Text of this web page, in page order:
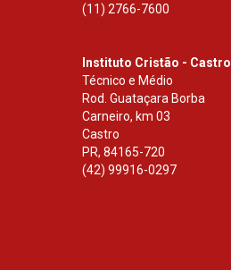
(11) 2766-7600
Instituto Cristão - Castro
Técnico e Médio
Rod. Guataçara Borba
Carneiro, km 03
Castro
PR, 84165-720
(42) 99916-0297